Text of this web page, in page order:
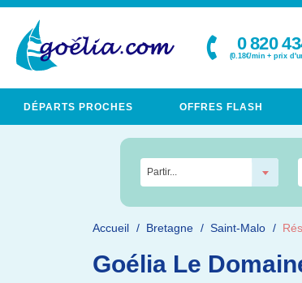
0 820
(0.18€/min + prix
DÉPARTS PROCHES OFFRES FLASH
Partir...
Accueil Bretagne Saint-Malo
Goélia Le